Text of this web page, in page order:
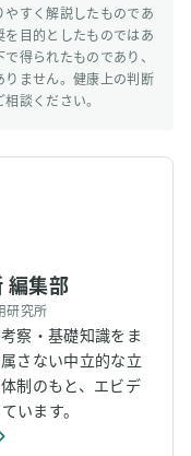
すく解説したものであ
を目的としたものではあ
得られたものであり、
りません。健康上の判断
談ください。
編集部
研究所
察・基礎知識をま
さない中立的な立
制のもと、エビデ
います。